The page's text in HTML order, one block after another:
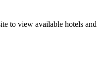
to view available hotels and